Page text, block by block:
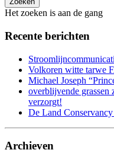
Het zoeken is aan de gang
Recente berichten
Volkoren witte tarwe
Michael Joseph
overblijvende grassen
verzorgt!
De Land
Archieven